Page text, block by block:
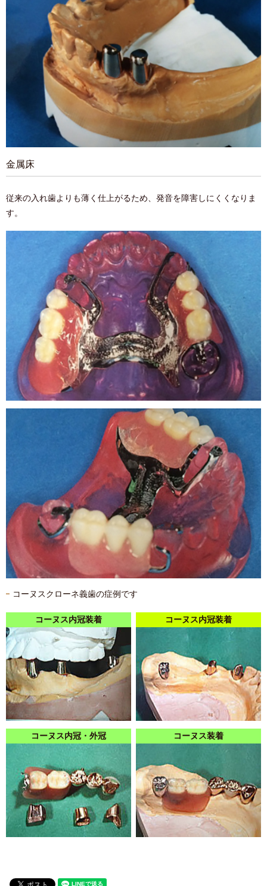
金属床
従来の入れ歯よりも薄く仕上がるため、発音を障害しにくくなりま
す。
コーヌスクローネ義歯の症例です
コーヌス内冠装着 コーヌス内冠装着
コーヌス内冠・外冠 コーヌス装着